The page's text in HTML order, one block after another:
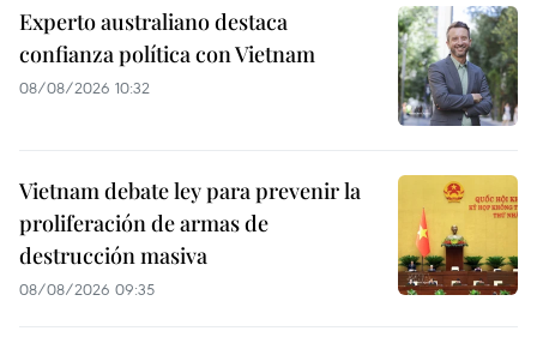
Experto australiano destaca
confianza política con Vietnam
08/08/2026 10:32
Vietnam debate ley para prevenir la
proliferación de armas de
destrucción masiva
08/08/2026 09:35